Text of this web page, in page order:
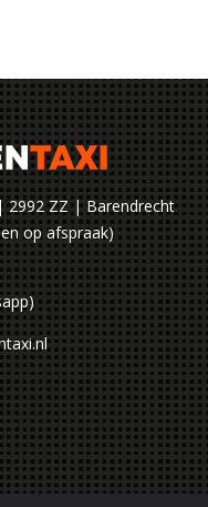
2992 ZZ | Barendrecht
op afspraak)